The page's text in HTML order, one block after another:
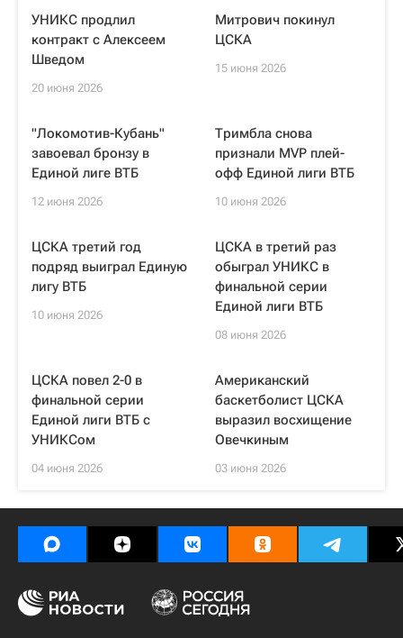
УНИКС продлил
контракт с Алексеем
Шведом
20 июня 2026
Митрович покинул
ЦСКА
15 июня 2026
"Локомотив-Кубань"
завоевал бронзу в
Единой лиге ВТБ
12 июня 2026
Тримбла снова
признали MVP плей-
офф Единой лиги ВТБ
10 июня 2026
ЦСКА третий год
подряд выиграл Единую
лигу ВТБ
10 июня 2026
ЦСКА в третий раз
обыграл УНИКС в
финальной серии
Единой лиги ВТБ
08 июня 2026
ЦСКА повел 2-0 в
финальной серии
Единой лиги ВТБ с
УНИКСом
04 июня 2026
Американский
баскетболист ЦСКА
выразил восхищение
Овечкиным
03 июня 2026